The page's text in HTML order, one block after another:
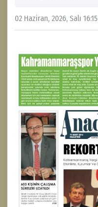
02 Haziran, 2026, Salı 16:15